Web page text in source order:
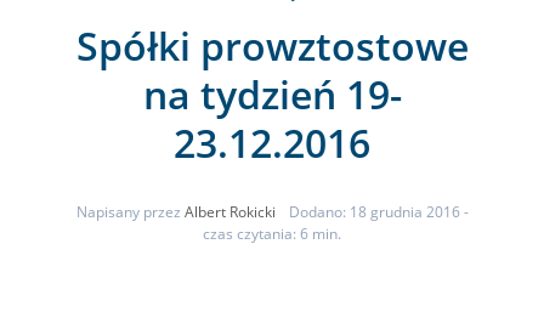
Spółki prowztostowe
na tydzień 19-
23.12.2016
Napisany przez Albert Rokicki Dodano: 18 grudnia 2016 -
czas czytania: 6 min.